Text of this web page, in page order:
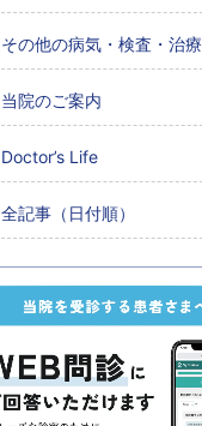
その他の病気・検査・治療
当院のご案内
Doctor’s Life
全記事（日付順）